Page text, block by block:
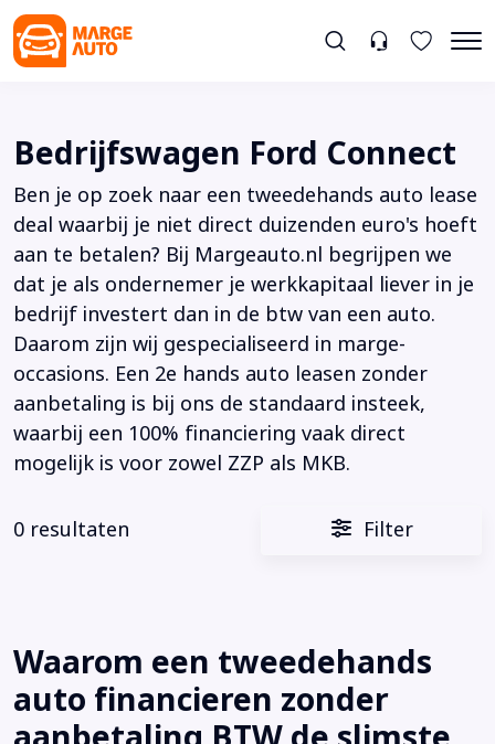
Bedrijfswagen Ford Connect
Ben je op zoek naar een tweedehands auto lease
deal waarbij je niet direct duizenden euro's hoeft
aan te betalen? Bij Margeauto.nl begrijpen we
dat je als ondernemer je werkkapitaal liever in je
bedrijf investert dan in de btw van een auto.
Daarom zijn wij gespecialiseerd in marge-
occasions. Een 2e hands auto leasen zonder
aanbetaling is bij ons de standaard insteek,
waarbij een 100% financiering vaak direct
mogelijk is voor zowel ZZP als MKB.
0 resultaten Filter
Waarom een tweedehands
auto financieren zonder